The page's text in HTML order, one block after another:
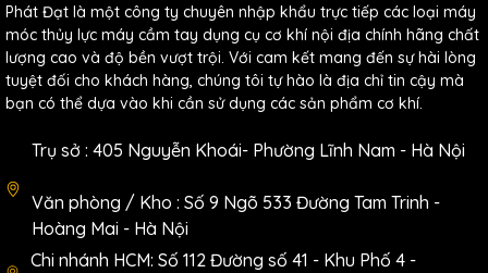
Phát Đạt là một công ty chuyên nhập khẩu trực tiếp các loại máy
móc thủy lực máy cầm tay dụng cụ cơ khí nội địa chính hãng chất
lượng cao và độ bền vượt trội. Với cam kết mang đến sự hài lòng
tuyệt đối cho khách hàng, chúng tôi tự hào là địa chỉ tin cậy mà
bạn có thể dựa vào khi cần sử dụng các sản phẩm cơ khí.
Trụ sở : 405 Nguyễn Khoái- Phường Lĩnh Nam - Hà Nội
Văn phòng / Kho : Số 9 Ngõ 533 Đường Tam Trinh -
Hoàng Mai - Hà Nội
Chi nhánh HCM: Số 112 Đường số 41 - Khu Phố 4 -